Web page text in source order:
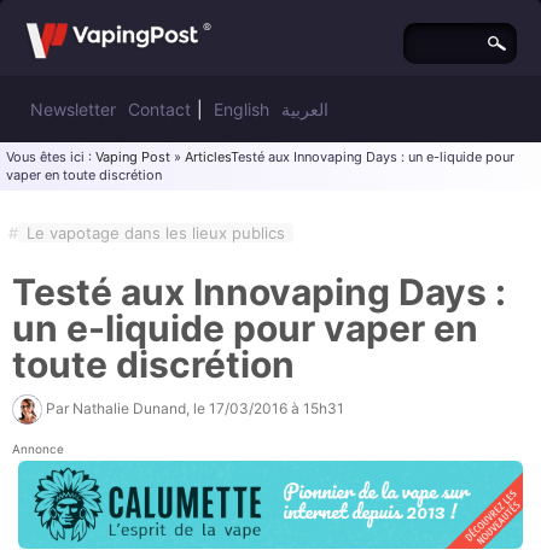
Newsletter Contact English العربية
Vous êtes ici : Vaping Post » ArticlesTesté aux Innovaping Days : un e-liquide pour
vaper en toute discrétion
# Le vapotage dans les lieux publics
Testé aux Innovaping Days :
un e-liquide pour vaper en
toute discrétion
Par Nathalie Dunand , le 17/03/2016 à 15h31
Annonce